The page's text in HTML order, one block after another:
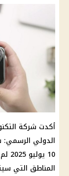
أكدت شركة
المناطق التي